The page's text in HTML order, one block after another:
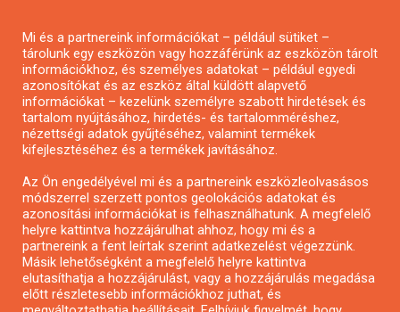
Pályázatírás civil szervezeteknek
Pályázatírás önkormányzatoknak
Pályázatfigyelés
Specifikus pályázatfigyelés vagy hírlevél
Pályázatok magánszemélyeknek
Pályázatok civil szervezeteknek
Pályázatok vállalkozásoknak
Önkormányzati pályázatok
Mi és a partnereink információkat – például sütiket –
tárolunk egy eszközön vagy hozzáférünk az eszközön tárolt
információkhoz, és személyes adatokat – például egyedi
azonosítókat és az eszköz által küldött alapvető
információkat – kezelünk személyre szabott hirdetések és
tartalom nyújtásához, hirdetés- és tartalomméréshez,
nézettségi adatok gyűjtéséhez, valamint termékek
kifejlesztéséhez és a termékek javításához.
Az Ön engedélyével mi és a partnereink eszközleolvasásos
módszerrel szerzett pontos geolokációs adatokat és
azonosítási információkat is felhasználhatunk. A megfelelő
helyre kattintva hozzájárulhat ahhoz, hogy mi és a
partnereink a fent leírtak szerint adatkezelést végezzünk.
Másik lehetőségként a megfelelő helyre kattintva
elutasíthatja a hozzájárulást, vagy a hozzájárulás megadása
előtt részletesebb információkhoz juthat, és